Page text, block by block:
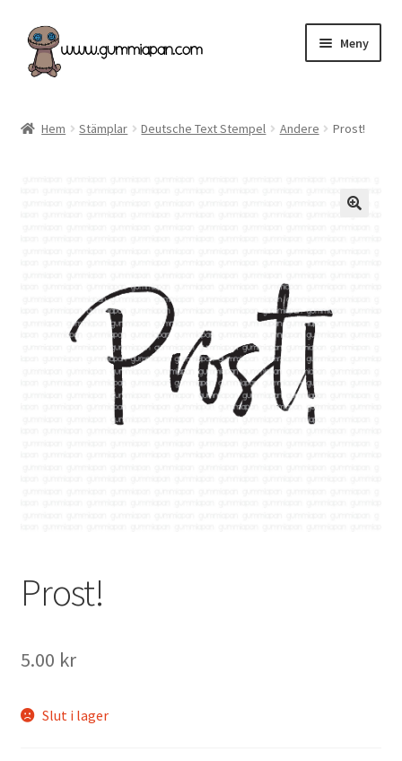
Hoppa
till
navigering
Hoppa
till
innehåll
Meny
Köpvillkor
Hem Stämplar Deutsche Text Stempel Andere Prost!
Prost!
5.00 kr
Slut i lager